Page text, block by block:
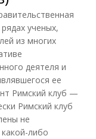
ученых,
из многих
деятеля и
ее
Римский клуб —
Римский клуб
не
либо